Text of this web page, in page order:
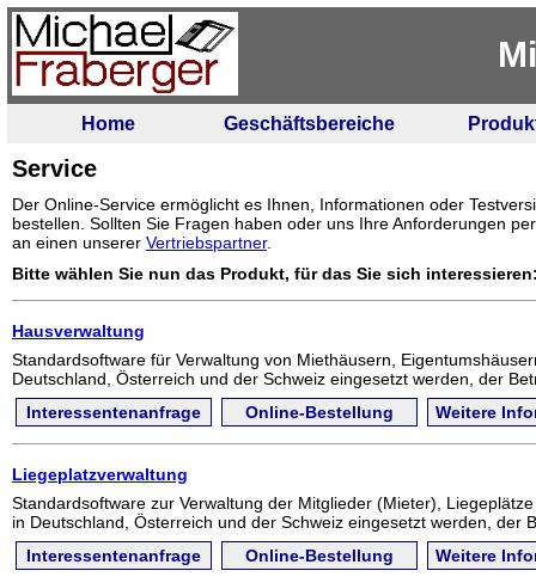
Home Geschäftsbereiche
Service
Der Online-Service ermöglicht es Ihnen, Informationen oder
bestellen. Sollten Sie Fragen haben oder uns Ihre Anforderungen
an einen unserer Vertriebspartner.
Bitte wählen Sie nun das Produkt, für das Sie sich
Hausverwaltung
Standardsoftware für Verwaltung von Miethäusern,
Deutschland, Österreich und der Schweiz eingesetzt werden, der
Interessentenanfrage
Online-Bestellung Weitere
Liegeplatzverwaltung
Standardsoftware zur Verwaltung der Mitglieder (Mieter),
in Deutschland, Österreich und der Schweiz eingesetzt werden, der
Interessentenanfrage
Online-Bestellung Weitere